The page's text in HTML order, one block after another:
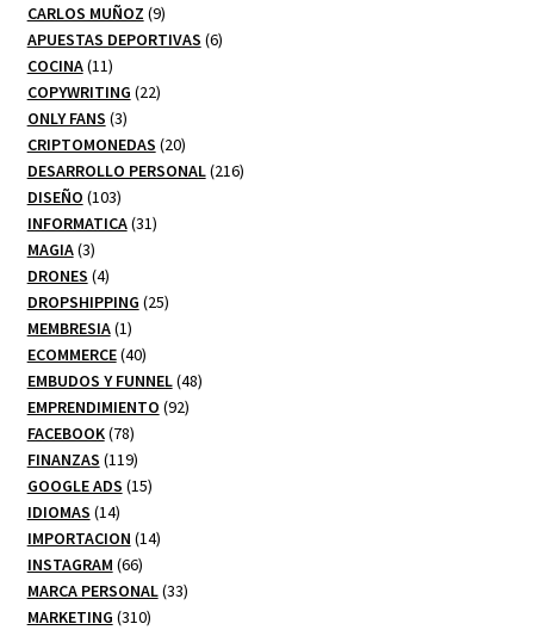
productos
CARLOS MUÑOZ 99
productos
APUESTAS DEPORTIVAS 66
COCINA 1111
productos
COPYWRITING 2222
ONLY FANS 33
productos
CRIPTOMONEDAS 2020
productos
DESARROLLO PERSONAL 216216
DISEÑO 103103
productos
INFORMATICA 3131
MAGIA 33
productos
DRONES 44
productos
DROPSHIPPING 2525
MEMBRESIA 11
producto
ECOMMERCE 4040
productos
EMBUDOS Y FUNNEL 4848
EMPRENDIMIENTO 9292
FACEBOOK 7878
productos
FINANZAS 119119
productos
GOOGLE ADS 1515
IDIOMAS 1414
productos
IMPORTACION 1414
INSTAGRAM 6666
productos
MARCA PERSONAL 3333
MARKETING 310310